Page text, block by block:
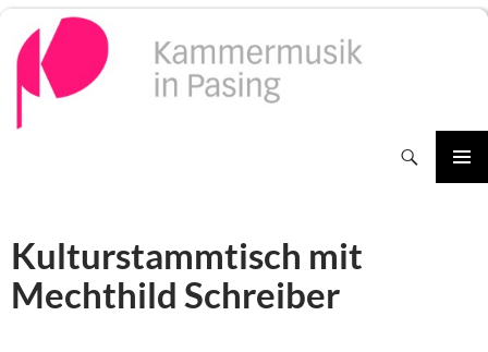
Inhalt
springen
Kulturstammtisch mit
Mechthild Schreiber